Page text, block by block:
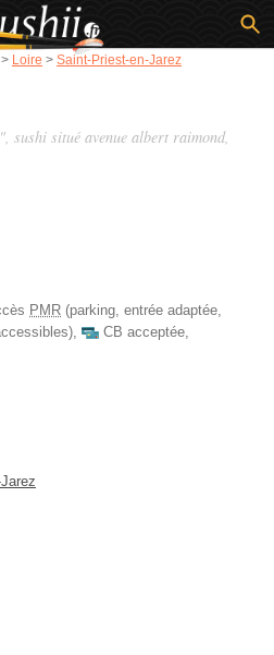
> Loire > Saint-Priest-en-Jarez
sushi situé avenue albert raimond,
PMR (parking, entrée adaptée,
, CB acceptée,